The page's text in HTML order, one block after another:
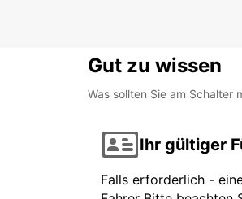
Gut zu wissen
Was sollten Sie am Schalter
Ihr gültiger
Falls erforderlich -